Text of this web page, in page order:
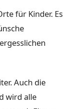
für Kinder. Es
Auch die
wird alle